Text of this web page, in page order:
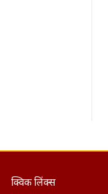
क्विक लिंक्स